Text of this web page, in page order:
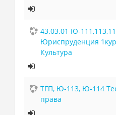
43.03.01 Ю-
Юриспруденция
Культура
ТГП, Ю-113, Ю-114
права